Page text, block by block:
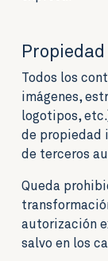
Todos los
imágenes,
logotipos,
de
de terceros
Queda
autorización
salvo en los